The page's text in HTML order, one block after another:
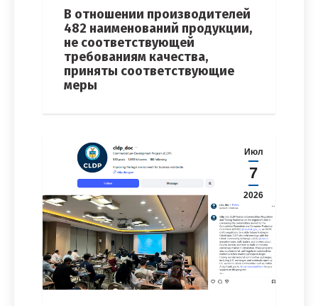
В отношении производителей
482 наименований продукции,
не соответствующей
требованиям качества,
приняты соответствующие
меры
Июл
7
2026